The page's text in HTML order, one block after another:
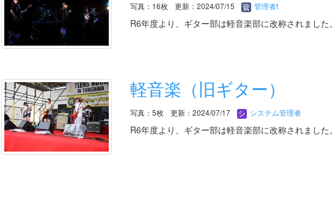
写真：16枚 更新：2024/07/15 管理者t
R6年度より、ギター部は軽音楽部に改称されました。
軽音楽（旧ギター）
写真：5枚 更新：2024/07/17 システム管理者
R6年度より、ギター部は軽音楽部に改称されました。